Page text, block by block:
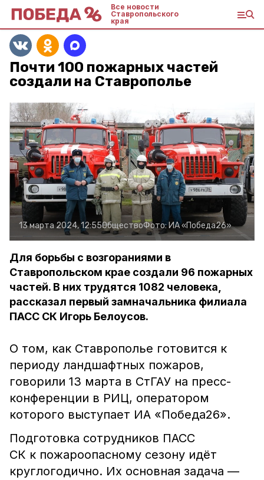
Все новости
Ставропольского
края
Почти 100 пожарных частей
создали на Ставрополье
13 марта 2024, 12:55ОбществоФото:ИА «Победа26»
Для борьбы с возгораниями в
Ставропольском крае создали 96 пожарных
частей. В них трудятся 1082 человека,
рассказал первый замначальника филиала
ПАСС СК Игорь Белоусов.
О том, как Ставрополье готовится к
периоду ландшафтных пожаров,
говорили 13 марта в СтГАУ на пресс-
конференции в РИЦ, оператором
которого выступает ИА «Победа26».
Подготовка сотрудников ПАСС
СК к пожароопасному сезону идёт
круглогодично. Их основная задача —